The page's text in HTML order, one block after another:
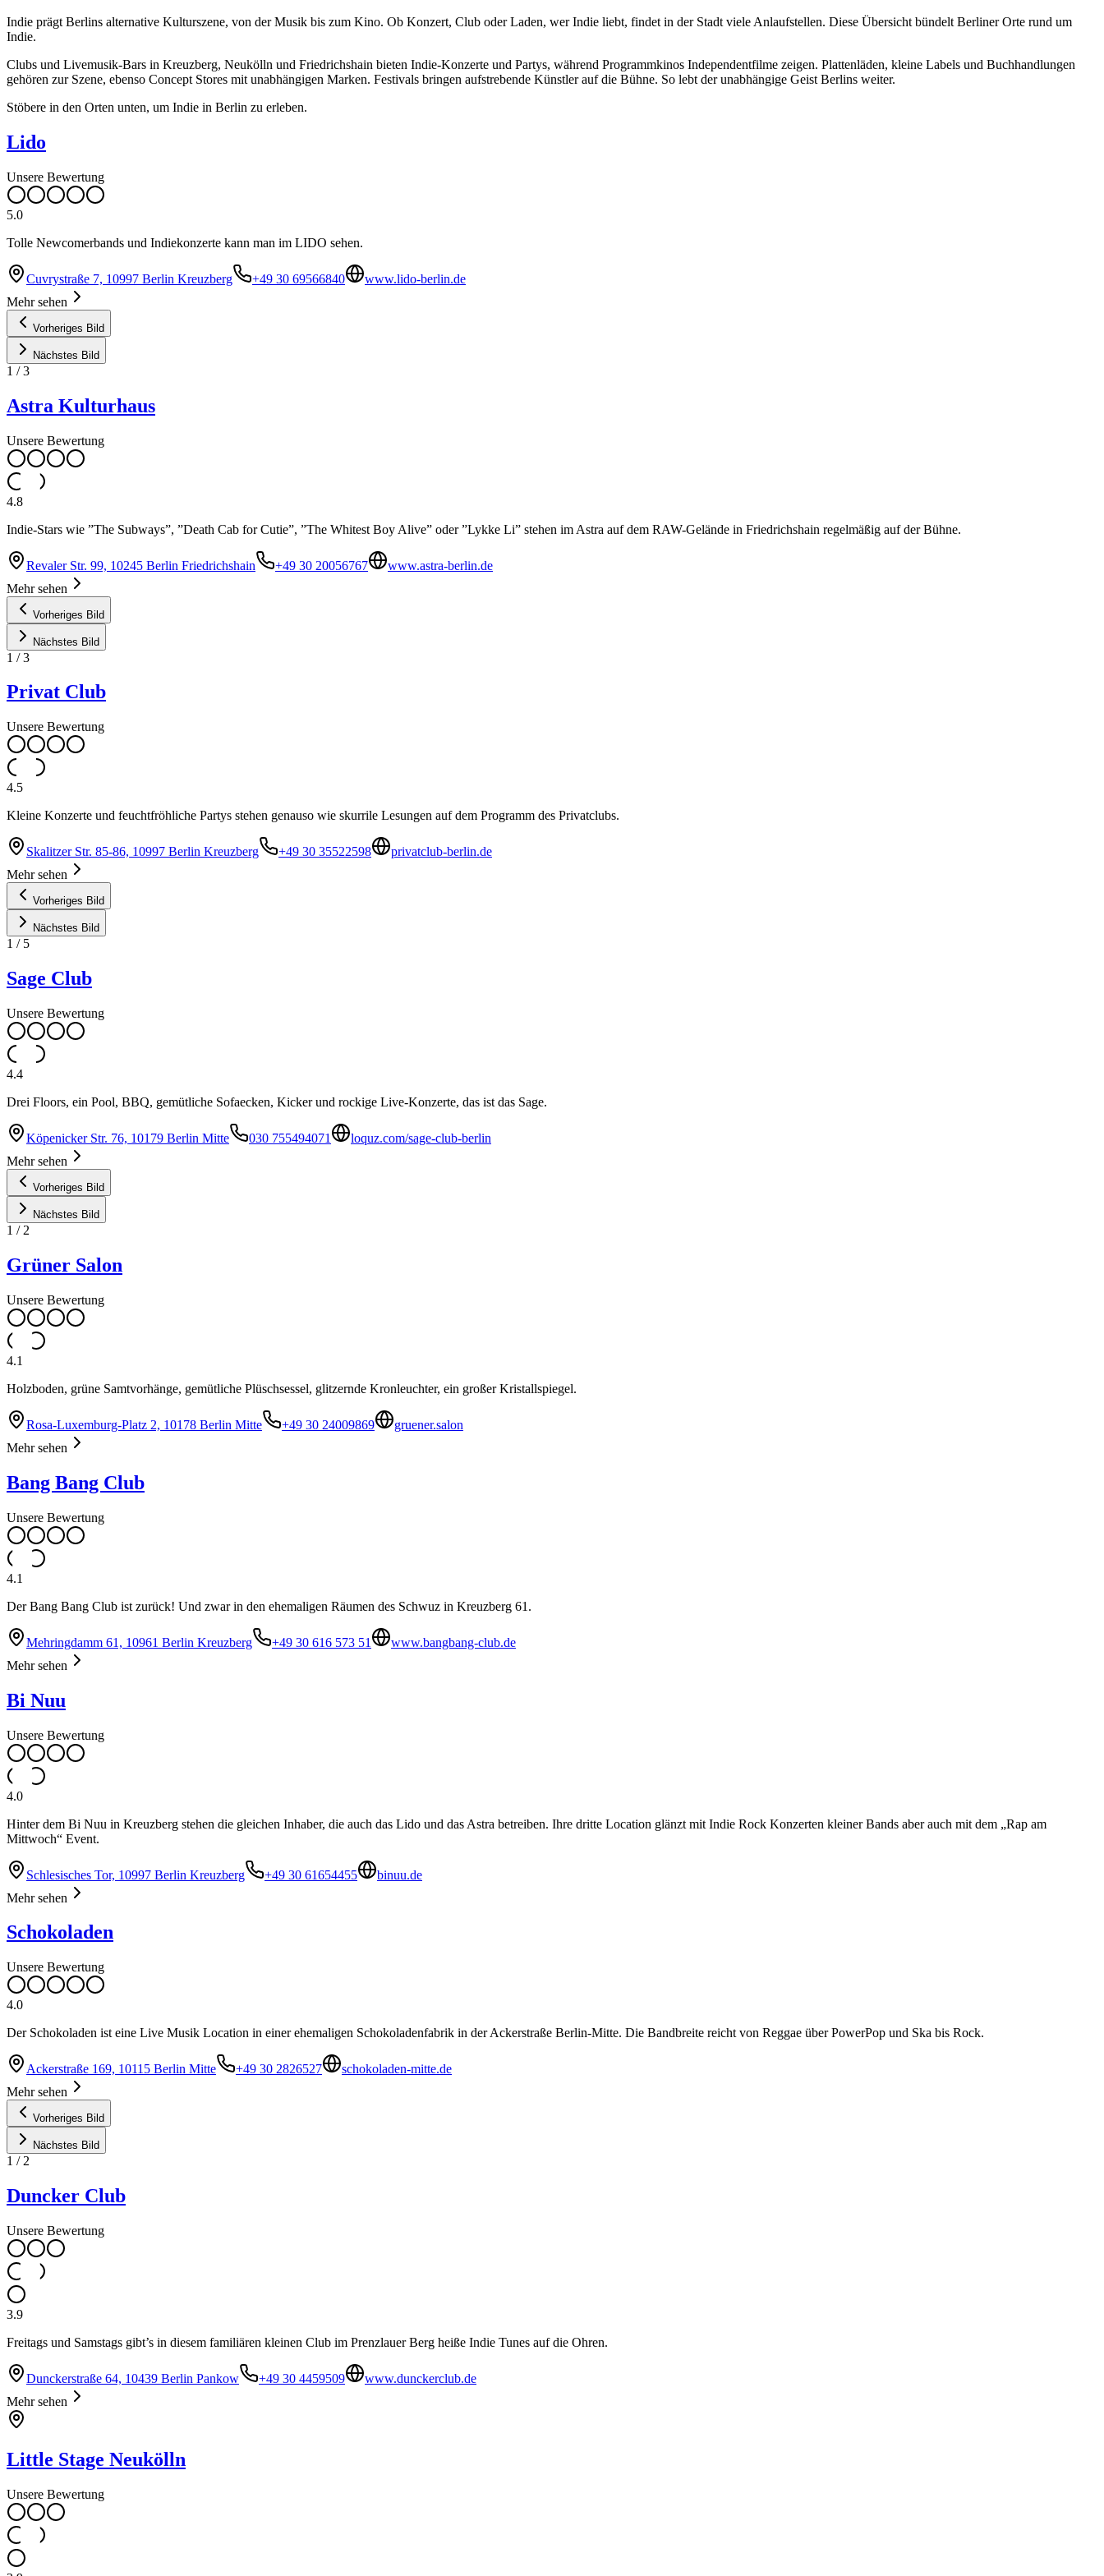
Indie prägt Berlins alternative Kulturszene, von der Musik bis zum Kino. Ob Konzert, Club oder Laden, wer Indie liebt, findet in der Stadt viele Anlaufstellen. Diese Übersicht bündelt Berliner Orte rund um
Indie.
Clubs und Livemusik-Bars in Kreuzberg, Neukölln und Friedrichshain bieten Indie-Konzerte und Partys, während Programmkinos Independentfilme zeigen. Plattenläden, kleine Labels und Buchhandlungen
gehören zur Szene, ebenso Concept Stores mit unabhängigen Marken. Festivals bringen aufstrebende Künstler auf die Bühne. So lebt der unabhängige Geist Berlins weiter.
Stöbere in den Orten unten, um Indie in Berlin zu erleben.
Lido
Unsere Bewertung
5.0
Tolle Newcomerbands und Indiekonzerte kann man im LIDO sehen.
Cuvrystraße 7, 10997 Berlin Kreuzberg +49 30 69566840
www.lido-berlin.de
Mehr sehen
Vorheriges Bild
Nächstes Bild
1 /3
Astra Kulturhaus
Unsere Bewertung
4.8
Indie-Stars wie ”The Subways”, ”Death Cab for Cutie”, ”The Whitest Boy Alive” oder ”Lykke Li” stehen im Astra auf dem RAW-Gelände in Friedrichshain regelmäßig auf der Bühne.
Revaler Str. 99, 10245 Berlin Friedrichshain +49 30 20056767
www.astra-berlin.de
Mehr sehen
Vorheriges Bild
Nächstes Bild
1 /3
Privat Club
Unsere Bewertung
4.5
Kleine Konzerte und feuchtfröhliche Partys stehen genauso wie skurrile Lesungen auf dem Programm des Privatclubs.
Skalitzer Str. 85-86, 10997 Berlin Kreuzberg +49 30 35522598
privatclub-berlin.de
Mehr sehen
Vorheriges Bild
Nächstes Bild
1 / 5
Sage Club
Unsere Bewertung
4.4
Drei Floors, ein Pool, BBQ, gemütliche Sofaecken, Kicker und rockige Live-Konzerte, das ist das Sage.
Köpenicker Str. 76, 10179 Berlin Mitte 030 755494071
loquz.com/sage-club-berlin
Mehr sehen
Vorheriges Bild
Nächstes Bild
1 / 2
Grüner Salon
Unsere Bewertung
4.1
Holzboden, grüne Samtvorhänge, gemütliche Plüschsessel, glitzernde Kronleuchter, ein großer Kristallspiegel.
Rosa-Luxemburg-Platz 2, 10178 Berlin Mitte +49 30 24009869
gruener.salon
Mehr sehen
Bang Bang Club
Unsere Bewertung
4.1
Der Bang Bang Club ist zurück! Und zwar in den ehemaligen Räumen des Schwuz in Kreuzberg 61.
Mehringdamm 61, 10961 Berlin Kreuzberg +49 30 616 573 51
www.bangbang-club.de
Mehr sehen
Bi Nuu
Unsere Bewertung
4.0
Hinter dem Bi Nuu in Kreuzberg stehen die gleichen Inhaber, die auch das Lido und das Astra betreiben. Ihre dritte Location glänzt mit Indie Rock Konzerten kleiner Bands aber auch mit dem „Rap am
Mittwoch“ Event.
Schlesisches Tor, 10997 Berlin Kreuzberg +49 30 61654455
binuu.de
Mehr sehen
Schokoladen
Unsere Bewertung
4.0
Der Schokoladen ist eine Live Musik Location in einer ehemaligen Schokoladenfabrik in der Ackerstraße Berlin-Mitte. Die Bandbreite reicht von Reggae über PowerPop und Ska bis Rock.
Ackerstraße 169, 10115 Berlin Mitte +49 30 2826527
schokoladen-mitte.de
Mehr sehen
Vorheriges Bild
Nächstes Bild
1 / 2
Duncker Club
Unsere Bewertung
3.9
Freitags und Samstags gibt’s in diesem familiären kleinen Club im Prenzlauer Berg heiße Indie Tunes auf die Ohren.
Dunckerstraße 64, 10439 Berlin Pankow +49 30 4459509
www.dunckerclub.de
Mehr sehen
Little Stage Neukölln
Unsere Bewertung